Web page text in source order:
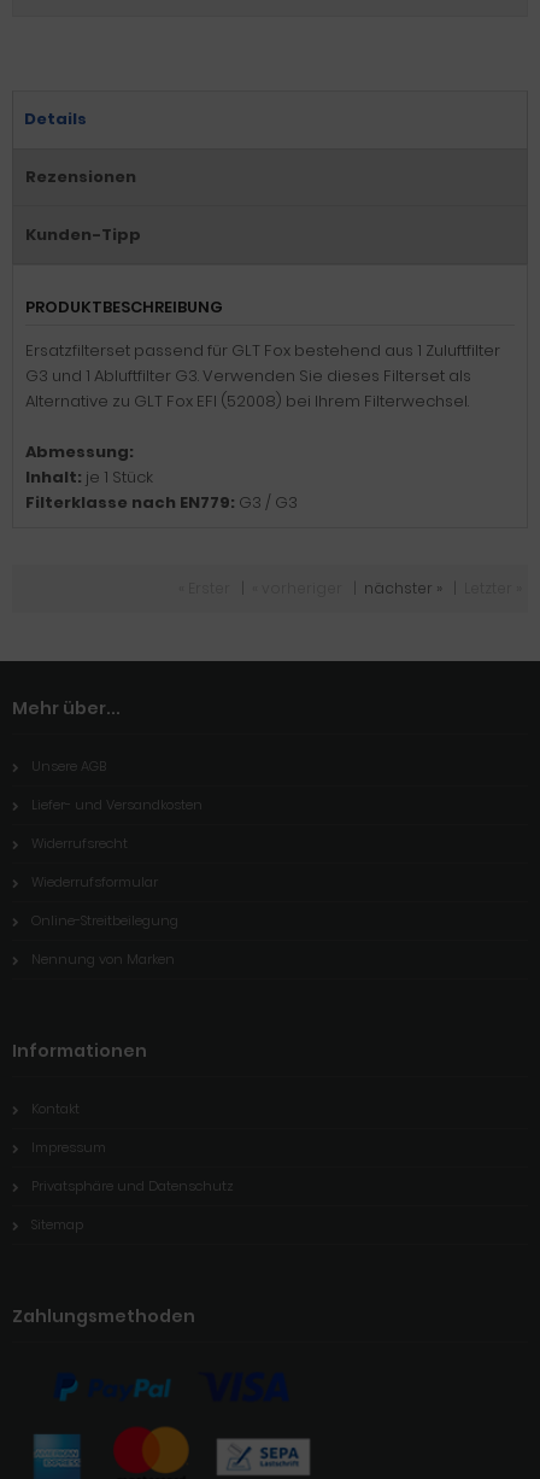
Details
Rezensionen
Kunden-Tipp
PRODUKTBESCHREIBUNG
Ersatzfilterset passend für GLT Fox bestehend aus 1 Zuluftfilter
G3 und 1 Abluftfilter G3. Verwenden Sie dieses Filterset als
Alternative zu GLT Fox EFI (52008) bei Ihrem Filterwechsel.
Abmessung:
Inhalt: je 1 Stück
Filterklasse nach EN779: G3 / G3
nächster »
Mehr über...
Unsere AGB
Liefer- und Versandkosten
Widerrufsrecht
Wiederrufsformular
Online-Streitbeilegung
Nennung von Marken
Informationen
Kontakt
Impressum
Privatsphäre und Datenschutz
Sitemap
Zahlungsmethoden